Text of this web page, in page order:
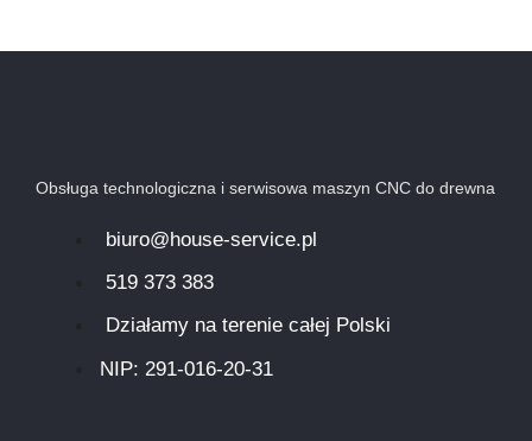
Obsługa technologiczna i serwisowa maszyn CNC do drewna
biuro@house-service.pl
519 373 383
Działamy na terenie całej Polski
NIP: 291-016-20-31​